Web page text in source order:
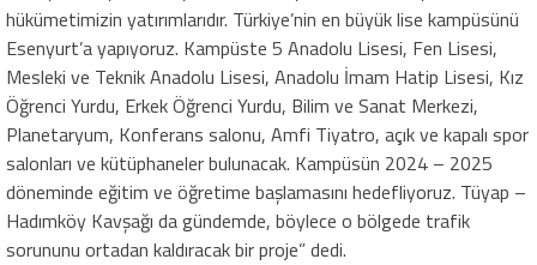
hükümetimizin yatırımlarıdır. Türkiye’nin en büyük lise kampüsünü
Esenyurt’a yapıyoruz. Kampüste 5 Anadolu Lisesi, Fen Lisesi,
Mesleki ve Teknik Anadolu Lisesi, Anadolu İmam Hatip Lisesi, Kız
Öğrenci Yurdu, Erkek Öğrenci Yurdu, Bilim ve Sanat Merkezi,
Planetaryum, Konferans salonu, Amfi Tiyatro, açık ve kapalı spor
salonları ve kütüphaneler bulunacak. Kampüsün 2024 – 2025
döneminde eğitim ve öğretime başlamasını hedefliyoruz. Tüyap –
Hadımköy Kavşağı da gündemde, böylece o bölgede trafik
sorununu ortadan kaldıracak bir proje” dedi.